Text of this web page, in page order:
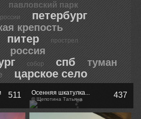
павловский парк
петербург
крепость
питер прострел
россия
собор спб туман
царское село
511 Осенняя шкатулка...
© Щепотина Татьяна 437